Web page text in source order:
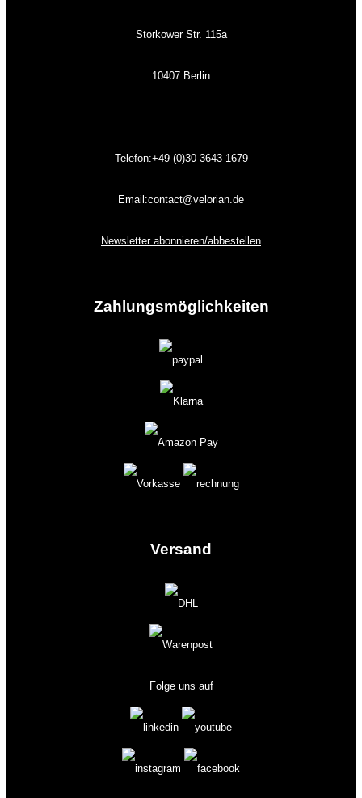
Storkower Str. 115a
10407 Berlin
Telefon:+49 (0)3036431679
Email:contact@velorian.de
Newsletter abonnieren/abbestellen
Zahlungsmöglichkeiten
Versand
Folge uns auf